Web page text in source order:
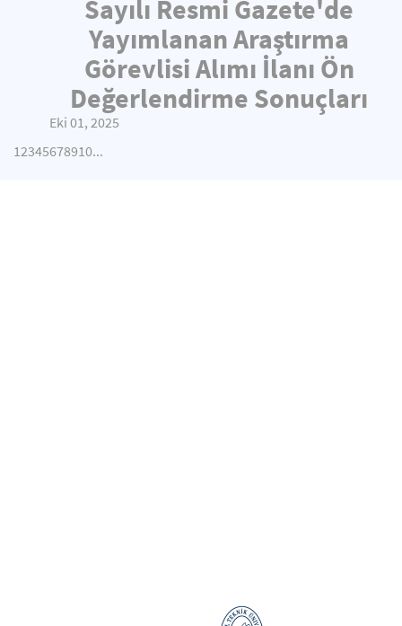
Sayılı Resmi Gazete'de
Yayımlanan Araştırma
Görevlisi Alımı İlanı Ön
Değerlendirme Sonuçları
Eki 01, 2025
12345678910...